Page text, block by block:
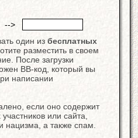
-->
один из бесплатных
разместить в своем
После загрузки
BB-код, который вы
написании
если оно содержит
или сайта,
нацизма, а также спам.